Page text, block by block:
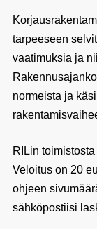
tarpeeseen
vaatimuksia ja
normeista ja
RILin
Veloitus on 20
ohjeen
sähköpostiisi